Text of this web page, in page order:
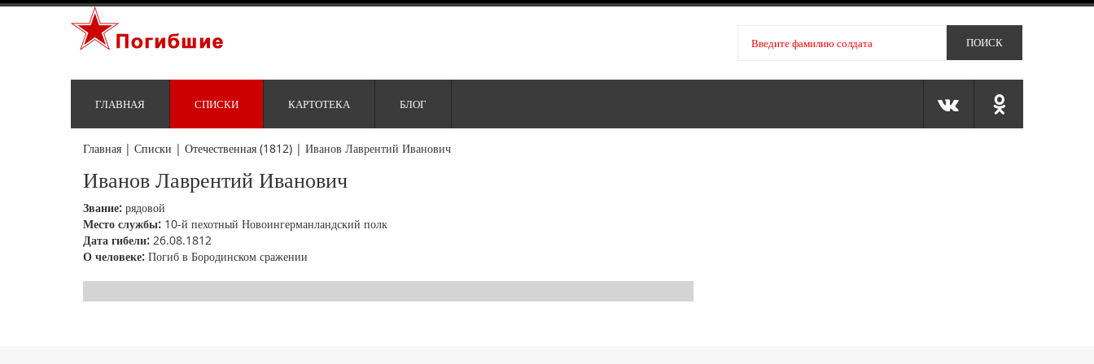
ГЛАВНАЯ СПИСКИ КАРТОТЕКА БЛОГ
Главная | Списки | Отечественная (1812) | Иванов Лаврентий Иванович
Иванов Лаврентий Иванович
Звание: рядовой
Место службы: 10-й пехотный Новоингерманландский полк
Дата гибели: 26.08.1812
О человеке: Погиб в Бородинском сражении